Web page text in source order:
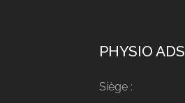
PHYSIO ADS
Siège :